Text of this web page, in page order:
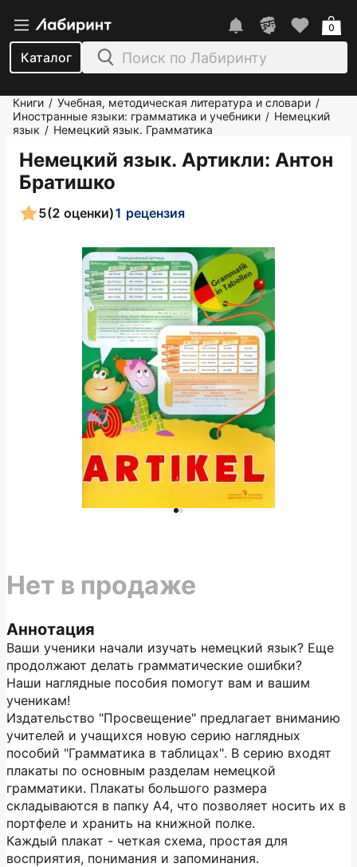
Каталог
0
Книги / Учебная, методическая литература и словари /
Иностранные языки: грамматика и учебники / Немецкий
язык / Немецкий язык. Грамматика
Немецкий язык. Артикли: Антон
Братишко
5(2 оценки)1 рецензия
Аннотация
Ваши ученики начали изучать немецкий язык? Еще
продолжают делать грамматические ошибки?
Наши наглядные пособия помогут вам и вашим
ученикам!
Издательство "Просвещение" предлагает вниманию
учителей и учащихся новую серию наглядных
пособий "Грамматика в таблицах". В серию входят
плакаты по основным разделам немецкой
грамматики. Плакаты большого размера
складываются в папку А4, что позволяет носить их в
портфеле и хранить на книжной полке.
Каждый плакат - четкая схема, простая для
восприятия, понимания и запоминания.
Нет в продаже